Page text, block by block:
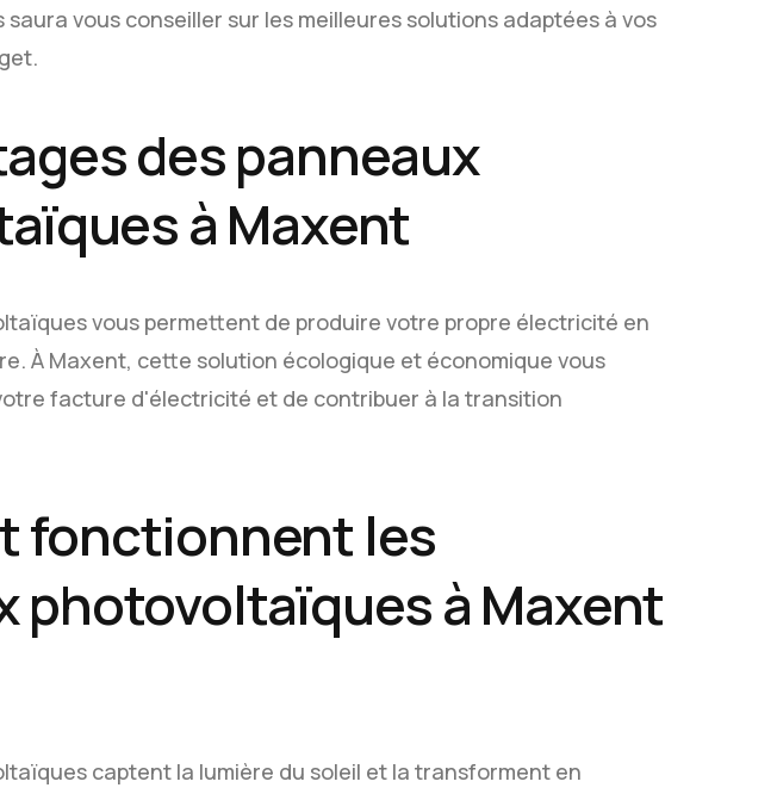
vous conseiller sur les meilleures solutions adaptées à vos
des panneaux
à Maxent
vous permettent de produire votre propre électricité en
À Maxent, cette solution écologique et économique vous
facture d'électricité et de contribuer à la transition
fonctionnent les
photovoltaïques à Maxent
captent la lumière du soleil et la transforment en